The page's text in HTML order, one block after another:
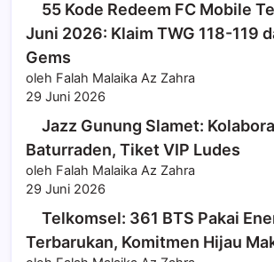
55 Kode Redeem FC Mobile
Juni 2026: Klaim TWG 118-119
Gems
oleh Falah Malaika Az Zahra
29 Juni 2026
Jazz Gunung Slamet:
Baturraden, Tiket VIP Ludes
oleh Falah Malaika Az Zahra
29 Juni 2026
Telkomsel: 361 BTS Pakai
Terbarukan, Komitmen Hijau